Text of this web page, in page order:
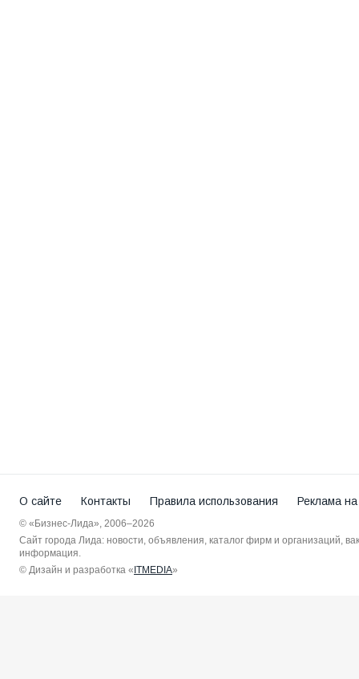
О сайте Контакты Правила использования Реклама
© «Бизнес-Лида», 2006–2026
Сайт города Лида: новости, объявления, каталог фирм и организаций,
информация.
© Дизайн и разработка « ITMEDIA»